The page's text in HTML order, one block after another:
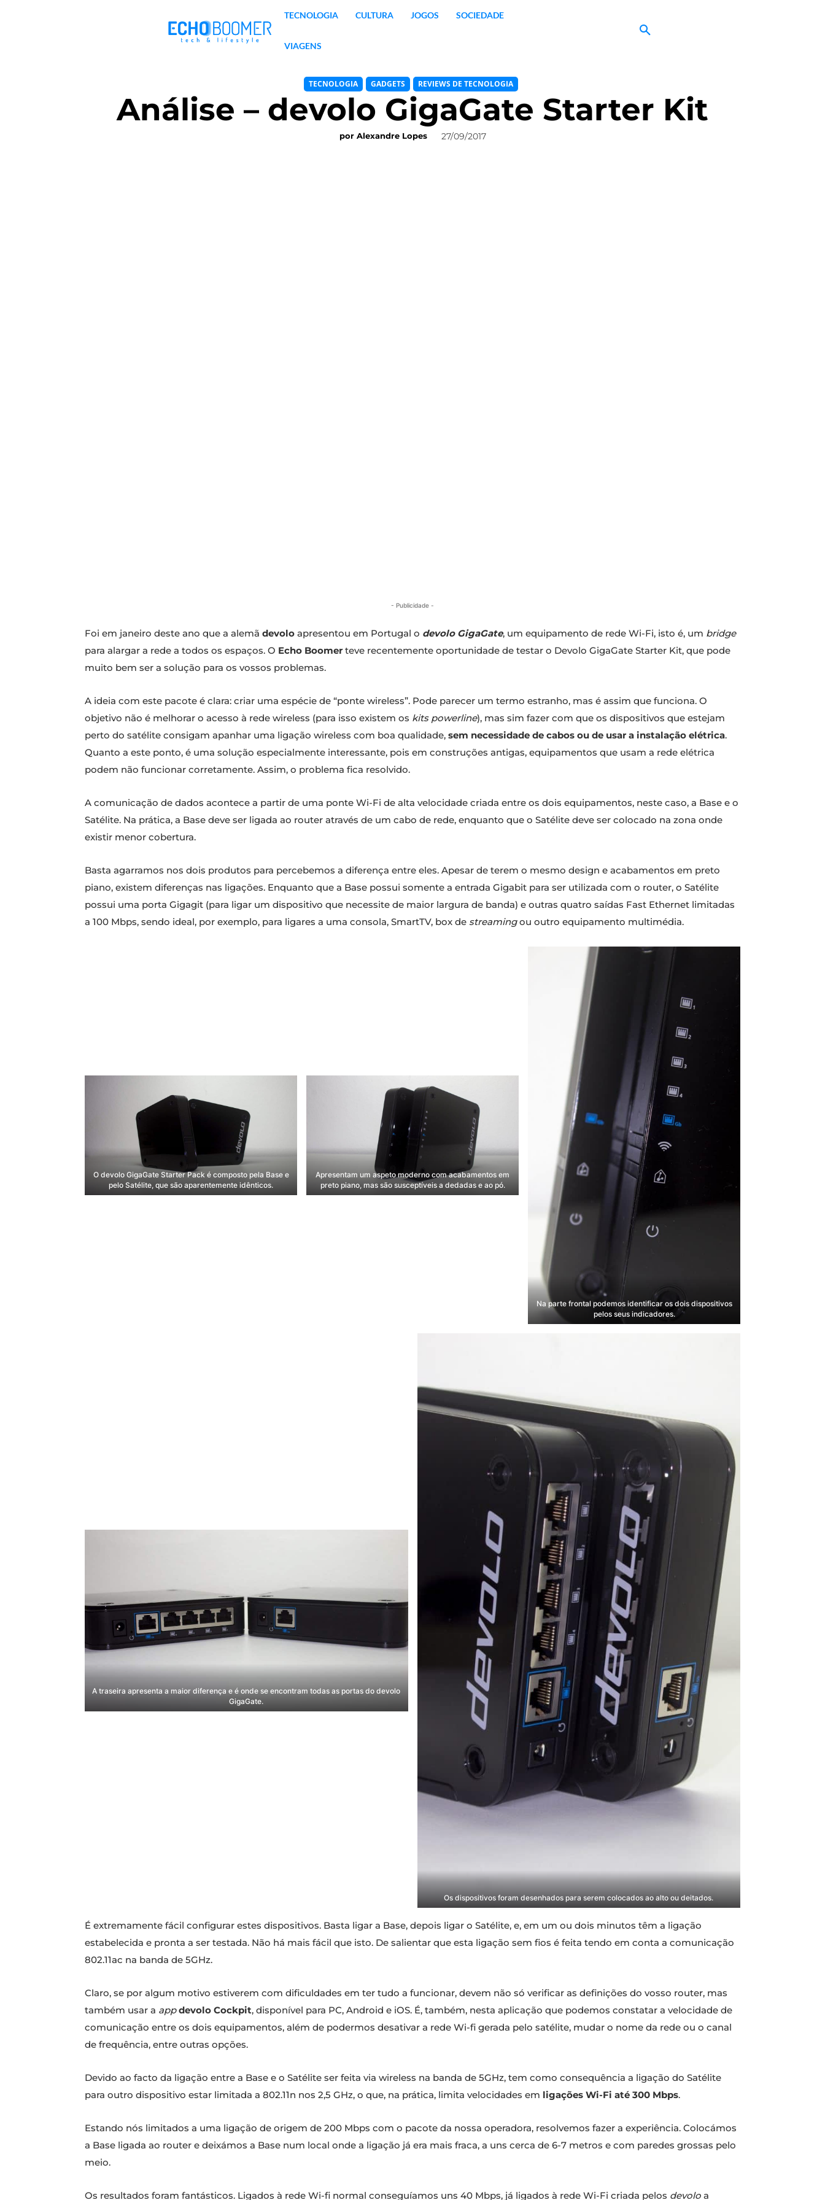
TECNOLOGIA CULTURA JOGOS SOCIEDADE
VIAGENS
TECNOLOGIA GADGETS REVIEWS DE TECNOLOGIA
Análise – devolo GigaGate Starter Kit
por Alexandre Lopes 27/09/2017
- Publicidade -
Foi em janeiro deste ano que a alemã devolo apresentou em Portugal o devolo GigaGate, um equipamento de rede Wi-Fi, isto é, um bridge
para alargar a rede a todos os espaços. O Echo Boomer teve recentemente oportunidade de testar o Devolo GigaGate Starter Kit, que pode
muito bem ser a solução para os vossos problemas.
A ideia com este pacote é clara: criar uma espécie de “ponte wireless”. Pode parecer um termo estranho, mas é assim que funciona. O
objetivo não é melhorar o acesso à rede wireless (para isso existem os kits powerline), mas sim fazer com que os dispositivos que estejam
perto do satélite consigam apanhar uma ligação wireless com boa qualidade, sem necessidade de cabos ou de usar a instalação elétrica.
Quanto a este ponto, é uma solução especialmente interessante, pois em construções antigas, equipamentos que usam a rede elétrica
podem não funcionar corretamente. Assim, o problema fica resolvido.
A comunicação de dados acontece a partir de uma ponte Wi-Fi de alta velocidade criada entre os dois equipamentos, neste caso, a Base e o
Satélite. Na prática, a Base deve ser ligada ao router através de um cabo de rede, enquanto que o Satélite deve ser colocado na zona onde
existir menor cobertura.
Basta agarramos nos dois produtos para percebemos a diferença entre eles. Apesar de terem o mesmo design e acabamentos em preto
piano, existem diferenças nas ligações. Enquanto que a Base possui somente a entrada Gigabit para ser utilizada com o router, o Satélite
possui uma porta Gigagit (para ligar um dispositivo que necessite de maior largura de banda) e outras quatro saídas Fast Ethernet limitadas
a 100 Mbps, sendo ideal, por exemplo, para ligares a uma consola, SmartTV, box de streamingou outro equipamento multimédia.
O devolo GigaGate Starter Pack é composto pela Base e
pelo Satélite, que são aparentemente idênticos.
Apresentam um aspeto moderno com acabamentos em
preto piano, mas são susceptíveis a dedadas e ao pó.
Na parte frontal podemos identificar os dois dispositivos
pelos seus indicadores.
A traseira apresenta a maior diferença e é onde se encontram todas as portas do devolo
GigaGate.
Os dispositivos foram desenhados para serem colocados ao alto ou deitados.
É extremamente fácil configurar estes dispositivos. Basta ligar a Base, depois ligar o Satélite, e, em um ou dois minutos têm a ligação
estabelecida e pronta a ser testada. Não há mais fácil que isto. De salientar que esta ligação sem fios é feita tendo em conta a comunicação
802.11ac na banda de 5GHz.
Claro, se por algum motivo estiverem com dificuldades em ter tudo a funcionar, devem não só verificar as definições do vosso router, mas
também usar a app devolo Cockpit, disponível para PC, Android e iOS. É, também, nesta aplicação que podemos constatar a velocidade de
comunicação entre os dois equipamentos, além de podermos desativar a rede Wi-fi gerada pelo satélite, mudar o nome da rede ou o canal
de frequência, entre outras opções.
Devido ao facto da ligação entre a Base e o Satélite ser feita via wireless na banda de 5GHz, tem como consequência a ligação do Satélite
para outro dispositivo estar limitada a 802.11n nos 2,5 GHz, o que, na prática, limita velocidades em ligações Wi-Fi até 300 Mbps.
Estando nós limitados a uma ligação de origem de 200 Mbps com o pacote da nossa operadora, resolvemos fazer a experiência. Colocámos
a Base ligada ao router e deixámos a Base num local onde a ligação já era mais fraca, a uns cerca de 6-7 metros e com paredes grossas pelo
meio.
Os resultados foram fantásticos. Ligados à rede Wi-fi normal conseguíamos uns 40 Mbps, já ligados à rede Wi-Fi criada pelos devolo a